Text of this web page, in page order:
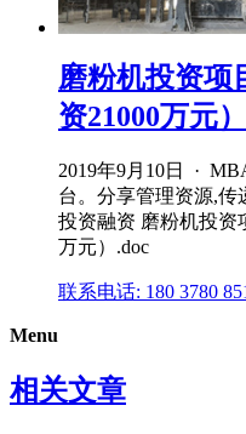
磨粉机投资项
资21000万元
2019年9月10日 ·
台。分享管理资源,
投资融资 磨粉机投资
万元）.doc
联系电话: 180 3780
Menu
相关文章